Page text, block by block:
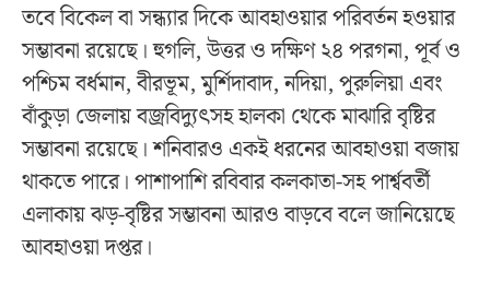
তবে বিকেল বা সন্ধ্যার দিকে আবহাওয়ার পরিবর্তন হওয়ার
সম্ভাবনা রয়েছে। হুগলি, উত্তর ও দক্ষিণ ২৪ পরগনা, পূর্ব ও
পশ্চিম বর্ধমান, বীরভূম, মুর্শিদাবাদ, নদিয়া, পুরুলিয়া এবং
বাঁকুড়া জেলায় বজ্রবিদ্যুৎসহ হালকা থেকে মাঝারি বৃষ্টির
সম্ভাবনা রয়েছে। শনিবারও একই ধরনের আবহাওয়া বজায়
থাকতে পারে। পাশাপাশি রবিবার কলকাতা-সহ পার্শ্ববর্তী
এলাকায় ঝড়-বৃষ্টির সম্ভাবনা আরও বাড়বে বলে জানিয়েছে
আবহাওয়া দপ্তর।